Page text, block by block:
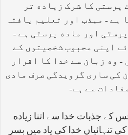
پرستی کا شرک زیاده تر
ہے - مہذب اور تعلیم یافتہ
اور ماده پرستی ہے -
اپنی محبوب شخصیتوں کے
- وه زبان سے خدا کا اقرار
کی ساری گرویدگی صرف مادی
سے ہے-
کے جذبات خدا سے اتنا زیاده
تنہائیاں خدا کی یاد میں بسر